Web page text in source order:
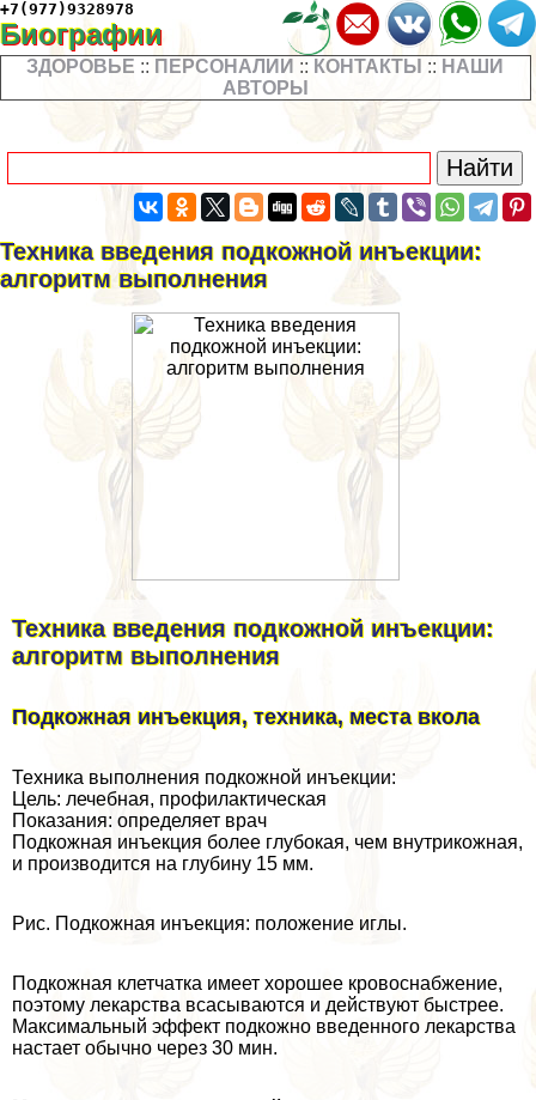
+7(977)9328978
Биографии
ЗДОРОВЬЕ :: ПЕРСОНАЛИИ :: КОНТАКТЫ :: НАШИ
АВТОРЫ
Техника введения подкожной инъекции:
алгоритм выполнения
Техника введения подкожной инъекции:
алгоритм выполнения
Подкожная инъекция, техника, места вкола
Техника выполнения подкожной инъекции:
Цель: лечебная, профилактическая
Показания: определяет врач
Подкожная инъекция более глубокая, чем внутрикожная,
и производится на глубину 15 мм.
Рис. Подкожная инъекция: положение иглы.
Подкожная клетчатка имеет хорошее кровоснабжение,
поэтому лекарства всасываются и действуют быстрее.
Максимальный эффект подкожно введенного лекарства
настает обычно через 30 мин.